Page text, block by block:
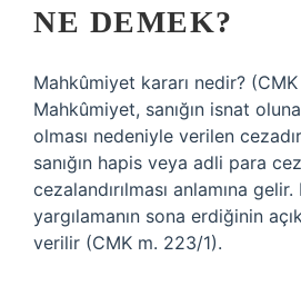
NE DEMEK?
Mahkûmiyet kararı nedir?
Mahkûmiyet, sanığın isnat
olması nedeniyle verilen
sanığın hapis veya adli para
cezalandırılması anlamına
yargılamanın sona erdiğinin
verilir (CMK m. 223/1).